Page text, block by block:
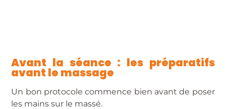
Avant la séance : les préparatifs
avant le massage
Un bon protocole commence bien avant de poser
les mains sur le massé.